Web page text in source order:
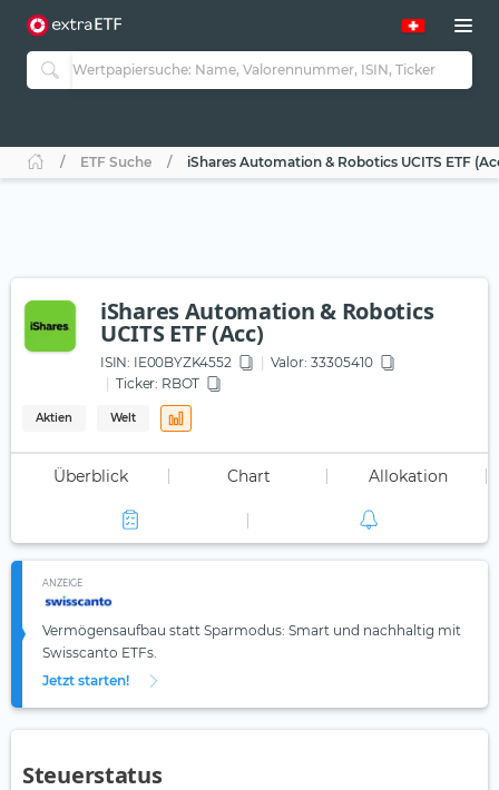
ETF Suche iShares Automation & Robotics UCITS ETF
iShares Automation & Robotics
UCITS ETF (Acc)
ISIN: IE00BYZK4552
Valor: 33305410
Ticker: RBOT
Aktien Welt
Überblick Chart Allokation
ANZEIGE
Vermögensaufbau statt Sparmodus: Smart und nachhaltig mit
Swisscanto ETFs.
Jetzt starten!
Steuerstatus